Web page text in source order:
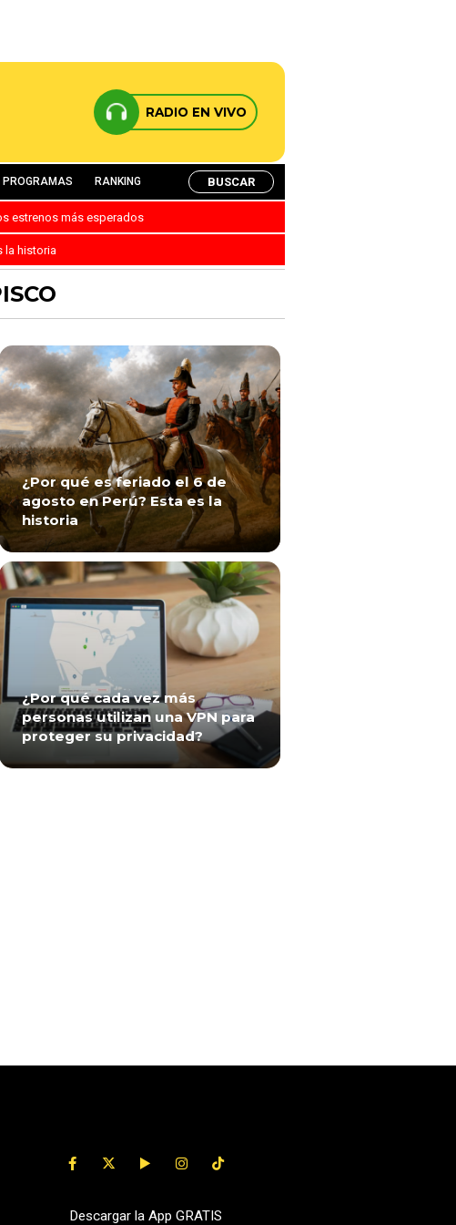
RADIO EN VIVO
PROGRAMAS RANKING BUSCAR
estrenos más esperados
la historia
¿Por qué es feriado el 6 de
agosto en Perú? Esta es la
historia
¿Por qué cada vez más
personas utilizan una VPN para
proteger su privacidad?
Descargar la App GRATIS